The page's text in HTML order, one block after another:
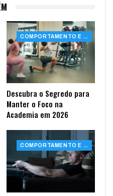
COMPORTAMENTO E SAÚDE
Descubra o Segredo para
Manter o Foco na
Academia em 2026
COMPORTAMENTO E SAÚDE